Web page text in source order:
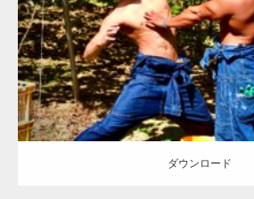
ONIKKY(デカいよ) 上腕三頭筋
ダウンロード
ダウンロード